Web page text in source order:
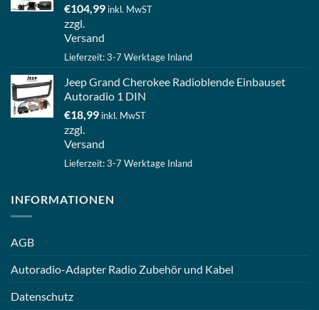
€104,99 inkl. MwST
zzgl.
Versand
Lieferzeit: 3-7 Werktage Inland
Jeep Grand Cherokee Radioblende Einbauset
Autoradio 1 DIN
€18,99 inkl. MwST
zzgl.
Versand
Lieferzeit: 3-7 Werktage Inland
INFORMATIONEN
AGB
Autoradio-Adapter Radio Zubehör und Kabel
Datenschutz